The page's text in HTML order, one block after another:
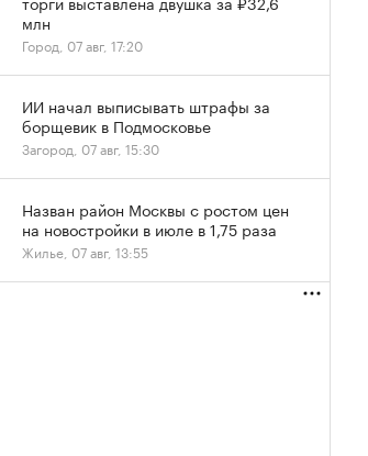
млн
Город, 07 авг, 17:20
ИИ начал выписывать штрафы за
борщевик в Подмосковье
Загород, 07 авг, 15:30
Назван район Москвы с ростом цен
на новостройки в июле в 1,75 раза
Жилье, 07 авг, 13:55